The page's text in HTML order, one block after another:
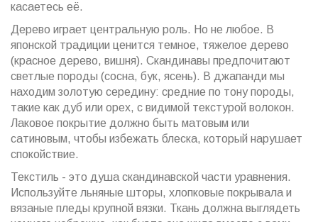
касаетесь её.
Дерево играет центральную роль. Но не любое. В
японской традиции ценится темное, тяжелое дерево
(красное дерево, вишня). Скандинавы предпочитают
светлые породы (сосна, бук, ясень). В джапанди мы
находим золотую середину: средние по тону породы,
такие как дуб или орех, с видимой текстурой волокон.
Лаковое покрытие должно быть матовым или
сатиновым, чтобы избежать блеска, который нарушает
спокойствие.
Текстиль - это душа скандинавской части уравнения.
Используйте льняные шторы, хлопковые покрывала и
вязаные пледы крупной вязки. Ткань должна выглядеть